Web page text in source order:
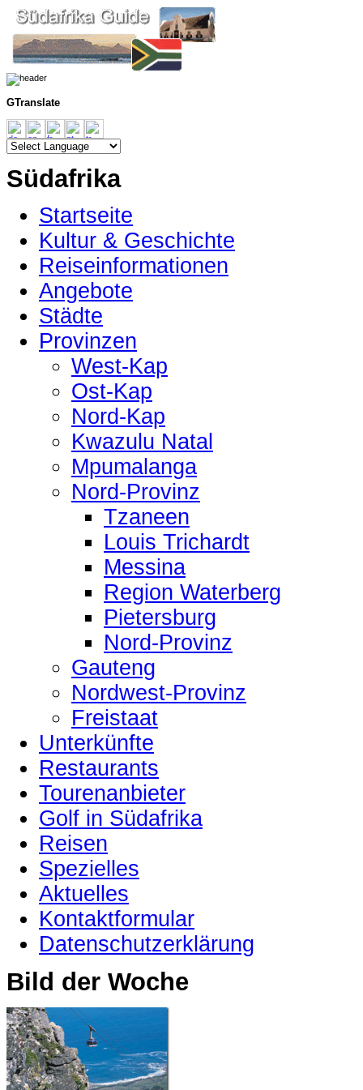
GTranslate
Südafrika
Startseite
Kultur & Geschichte
Reiseinformationen
Angebote
Städte
Provinzen
West-Kap
Ost-Kap
Nord-Kap
Kwazulu Natal
Mpumalanga
Nord-Provinz
Tzaneen
Louis Trichardt
Messina
Region Waterberg
Pietersburg
Nord-Provinz
Gauteng
Nordwest-Provinz
Freistaat
Unterkünfte
Restaurants
Tourenanbieter
Golf in Südafrika
Reisen
Spezielles
Aktuelles
Kontaktformular
Datenschutzerklärung
Bild der Woche